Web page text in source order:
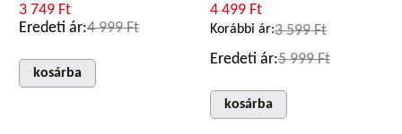
3 749 Ft
Eredeti ár:4 999 Ft
kosárba
4 499 Ft
Korábbi ár:3 599 Ft
Eredeti ár:5 999 Ft
kosárba